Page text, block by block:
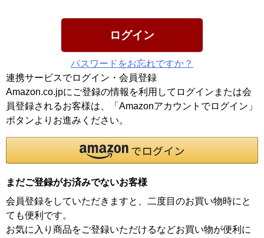
ログイン
パスワードをお忘れですか？
連携サービスでログイン・会員登録
Amazon.co.jpにご登録の情報を利用してログインまたは会
員登録されるお客様は、「Amazonアカウントでログイン」
ボタンよりお進みください。
まだご登録がお済みでないお客様
会員登録をしていただきますと、二度目のお買い物時にと
ても便利です。
お気に入り商品をご登録いただけるなどお買い物が便利に